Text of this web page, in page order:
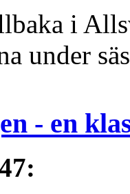
i
under
- en
: